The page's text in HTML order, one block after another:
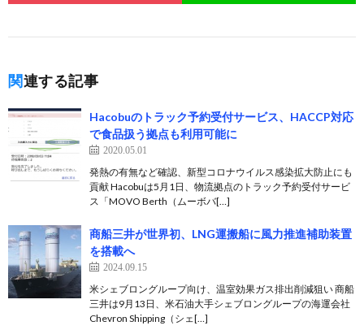
関連する記事
Hacobuのトラック予約受付サービス、HACCP対応
で食品扱う拠点も利用可能に
2020.05.01
発熱の有無など確認、新型コロナウイルス感染拡大防止にも
貢献 Hacobuは5月1日、物流拠点のトラック予約受付サービ
ス「MOVO Berth（ムーボバ[…]
商船三井が世界初、LNG運搬船に風力推進補助装置
を搭載へ
2024.09.15
米シェブロングループ向け、温室効果ガス排出削減狙い 商船
三井は9月13日、米石油大手シェブロングループの海運会社
Chevron Shipping（シェ[…]